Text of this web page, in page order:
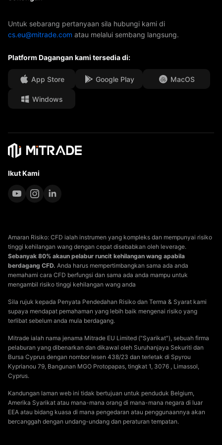
Anugerah Kami
Pusat media
Peluang Karir
Dokumen Undang-Undang
Pusat Bantuan
FAQ
Untuk sebarang pertanyaan sila hubungi kami di
cs.eu@mitrade.com atau melalui sembang langsung.
Platform Dagangan kami tersedia di:
App Store Google Play MacOS
Windows
Ikut Kami
Amaran Risiko: CFD ialah instrumen yang kompleks dan mempunyai risiko
tinggi kehilangan wang dengan cepat disebabkan oleh leverage.
Sebanyak 80% akaun pelabur runcit kehilangan wang apabila
berdagang CFD. Anda harus mempertimbangkan sama ada anda
memahami cara CFD berfungsi dan sama ada anda mampu untuk
mengambil risiko tinggi kehilangan wang anda
Sila rujuk kepada Penyata Pendedahan Risiko dan Terma & Syarat kami
supaya mendapat pemahaman yang lebih baik mengenai risiko yang
terlibat sebelum anda mula berdagang.
Mitrade ialah nama jenama Mitrade EU Limited ("Syarikat"), sebuah firma
pelaburan yang dibenarkan dan dikawal oleh Suruhanjaya Sekuriti dan
Bursa Cyprus dengan nombor lesen 438/23 dan terletak di Spyrou
Kyprianou 79, Bangunan MGO Protopapas, tingkat 1, 3076 , Limassol,
Cyprus.
Kandungan laman web ini tidak bertujuan untuk penduduk Belgium,
Amerika Syarikat atau mana-mana orang di mana-mana negara di luar
EEA atau bidang kuasa di mana pengedaran atau penggunaannya akan
bercanggah dengan undang-undang dan peraturan tempatan.